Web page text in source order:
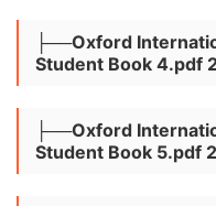
├──Oxford
Student Book 4.pdf
├──Oxford
Student Book 5.pdf